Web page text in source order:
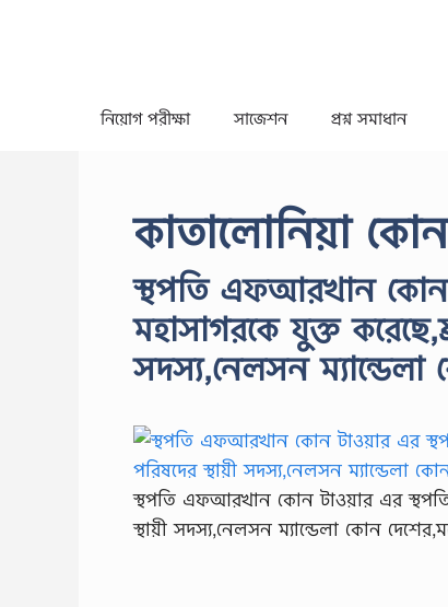
নিয়োগ পরীক্ষা সাজেশন প্রশ্ন সমাধান
কাতালোনিয়া
স্থপতি এফআরখান কোন
মহাসাগরকে যুক্ত
সদস্য,নেলসন ম্যান্ডেলা
স্থপতি এফআরখান কোন টাওয়ার এর
স্থায়ী সদস্য,নেলসন ম্যান্ডেলা কোন